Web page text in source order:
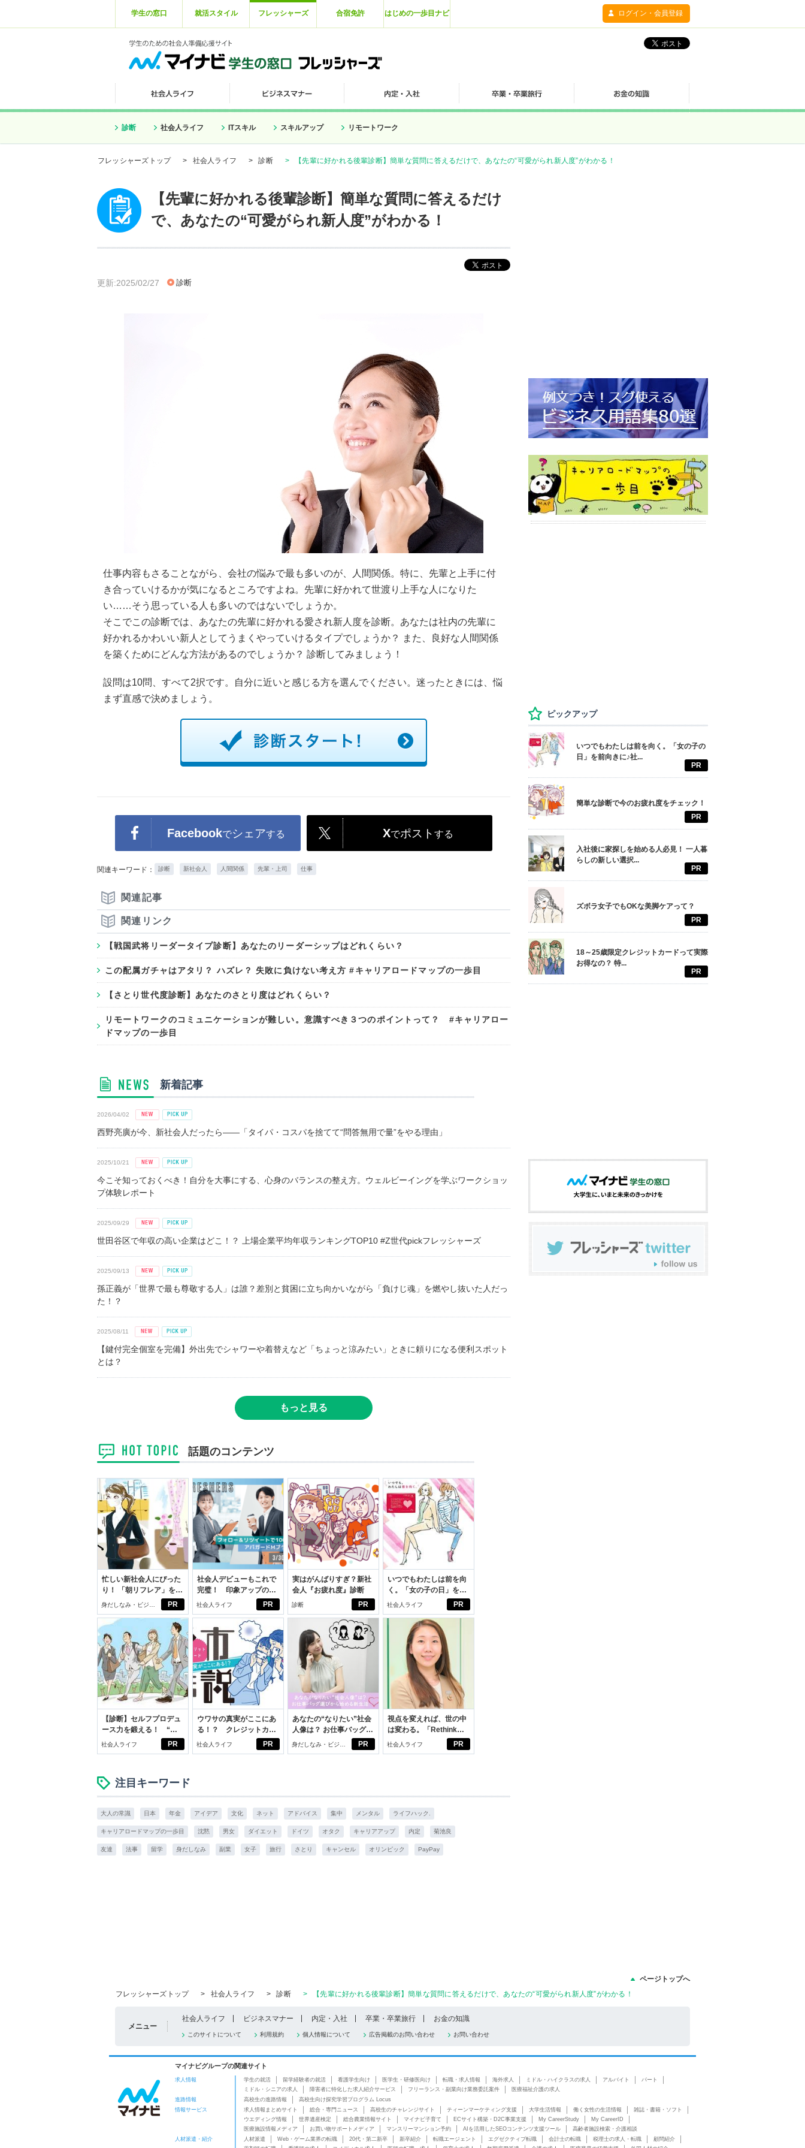
学生の窓口 就活スタイル フレッシャーズ 合宿免許 はじめの一歩目ナビ ログイン・会員登録
診断 社会人ライフ ITスキル スキルアップ リモートワーク
フレッシャーズトップ > 社会人ライフ > 診断 > 【先輩に好かれる後輩診断】簡単な質問に答えるだけで、あなたの“可愛がられ新人度”がわかる！
【先輩に好かれる後輩診断】簡単な質問に答えるだけ
で、あなたの“可愛がられ新人度”がわかる！
更新:2025/02/27 診断
仕事内容もさることながら、会社の悩みで最も多いのが、人間関係。特に、先輩と上手に付
き合っていけるかが気になるところですよね。先輩に好かれて世渡り上手な人になりた
い……そう思っている人も多いのではないでしょうか。
そこでこの診断では、あなたの先輩に好かれる愛され新人度を診断。あなたは社内の先輩に
好かれるかわいい新人としてうまくやっていけるタイプでしょうか？ また、良好な人間関係
を築くためにどんな方法があるのでしょうか？ 診断してみましょう！
設問は10問、すべて2択です。自分に近いと感じる方を選んでください。迷ったときには、悩
まず直感で決めましょう。
Facebookでシェアする Xでポスト する
関連キーワード： 診断 新社会人 人間関係 先輩・上司 仕事
関連記事
関連リンク
【戦国武将リーダータイプ診断】あなたのリーダーシップはどれくらい？
この配属ガチャはアタリ？ ハズレ？ 失敗に負けない考え方 #キャリアロードマップの一歩目
【さとり世代度診断】あなたのさとり度はどれくらい？
リモートワークのコミュニケーションが難しい。意識すべき３つのポイントって？ #キャリアロー
ドマップの一歩目
新着記事
2026/04/02
西野亮廣が今、新社会人だったら――「タイパ・コスパを捨てて“問答無用で量”をやる理由」
2025/10/21
今こそ知っておくべき！自分を大事にする、心身のバランスの整え方。ウェルビーイングを学ぶワークショッ
プ体験レポート
2025/09/29
世田谷区で年収の高い企業はどこ！？ 上場企業平均年収ランキングTOP10 #Z世代pickフレッシャーズ
2025/09/13
孫正義が「世界で最も尊敬する人」は誰？差別と貧困に立ち向かいながら「負けじ魂」を燃やし抜いた人だっ
た！？
2025/08/11
【鍵付完全個室を完備】外出先でシャワーや着替えなど「ちょっと涼みたい」ときに頼りになる便利スポット
とは？
もっと見る
話題のコンテンツ
PR
忙しい新社会人にぴった
り！ 「朝リフレア」をは
じめよう。しっかりニオ
イケアして24時間快適。
身だしなみ・ビジネ
スアイテム
PR
社会人デビューもこれで
完璧！ 印象アップのセ
ルフプロデュース術
社会人ライフ PR
実はがんばりすぎ？新社
会人『お疲れ度』診断
診断 PR
いつでもわたしは前を向
く。「女の子の日」を前
向きに♪社会人エリ・大
社会人ライフ
PR
【診断】セルフプロデュ
ース力を鍛える！ “ジ
ブン観”診断
社会人ライフ PR
ウワサの真実がここにあ
る！？ クレジットカー
ドの都市伝説
社会人ライフ PR
あなたの“なりたい”社会
人像は？ お仕事バッグ選
びから始める新生活
身だしなみ・ビジネ
スアイテム
PR
視点を変えれば、世の中
は変わる。「Rethink
PROJECT」がつたえた
社会人ライフ
注目キーワード
大人の常識 日本 年金 アイデア 文化 ネット アドバイス 集中 メンタル ライフハック.
キャリアロードマップの一歩目 沈黙 男女 ダイエット ドイツ オタク キャリアアップ 内定 菊池良
友達 法事 留学 身だしなみ 副業 女子 旅行 さとり キャンセル オリンピック PayPay
ピックアップ
いつでもわたしは前を向く。「女の子の
日」を前向きに♪社...
PR
簡単な診断で今のお疲れ度をチェック！
PR
入社後に家探しを始める人必見！ 一人暮
らしの新しい選択...
PR
ズボラ女子でもOKな美脚ケアって？
PR
18～25歳限定クレジットカードって実際
お得なの？ 特...
PR
ページトップへ
フレッシャーズトップ
> 社会人ライフ > 診断 > 【先輩に好かれる後輩診断】簡単な質問に答えるだけで、あなたの“可愛がられ新人度”がわかる！
メニュー
社会人ライフ ビジネスマナー 内定・入社 卒業・卒業旅行 お金の知識
このサイトについて 利用規約 個人情報について 広告掲載のお問い合わせ お問い合わせ
マイナビグループの関連サイト
求人情報 学生の就活 留学経験者の就活 看護学生向け 医学生・研修医向け 転職・求人情報 海外求人 ミドル・ハイクラスの求人 アルバイト
パート
ミドル・シニアの求人
障害者に特化した求人紹介サービス フリーランス・副業向け業務委託案件
医療福祉介護の求人
進路情報
高校生の進路情報
高校生向け探究学習プログラム Locus
情報サービス
求人情報まとめサイト 総合・専門ニュース 高校生のチャレンジサイト ティーンマーケティング支援 大学生活情報 働く女性の生活情報
雑誌・書籍・ソフト
ウエディング情報
世界遺産検定 総合農業情報サイト マイナビ子育て ECサイト構築・D2C事業支援 My CareerStudy
My CareerID
医療施設情報メディア
お買い物サポートメディア マンスリーマンション予約 AIを活用したSEOコンテンツ支援ツール
高齢者施設検索・介護相談
人材派遣・紹介
人材派遣 Web・ゲーム業界の転職 20代・第二新卒 新卒紹介 転職エージェント エグゼクティブ転職 会計士の転職 税理士の求人・転職
顧問紹介